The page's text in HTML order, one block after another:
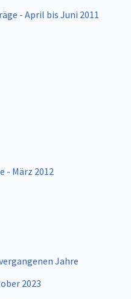
- April bis Juni 2011
- März 2012
Jahre
2023